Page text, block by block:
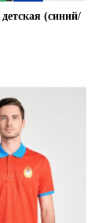
(синий/